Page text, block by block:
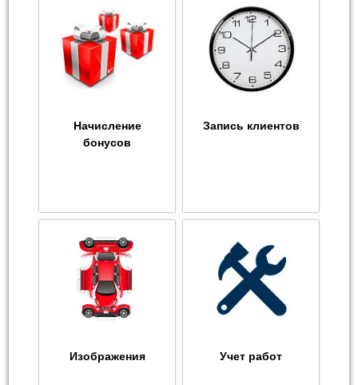
Начисление
бонусов
Запись клиентов
Изображения Учет работ